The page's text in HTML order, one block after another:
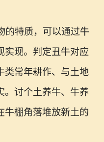
特质，可以通过牛
实现。判定丑牛对应
类常年耕作、与土地
。讨个土养牛、牛养
牛棚角落堆放新土的